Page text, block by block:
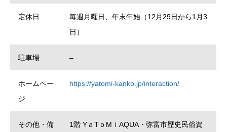
定休日
毎週月曜日、年末年始（12月29日から1月3
日）
駐車場 –
ホームペー
ジ
https://yatomi-kanko.jp/interaction/
その他・備
1階 YａTｏMｉAQUA・弥富市歴史民俗資